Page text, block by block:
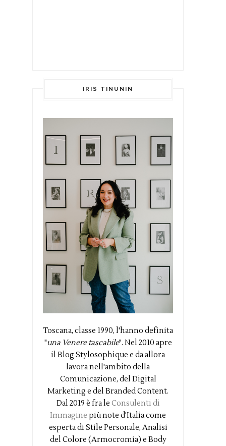
IRIS TINUNIN
Toscana, classe 1990, l'hanno definita
"una Venere tascabile". Nel 2010 apre
il Blog Stylosophique e da allora
lavora nell'ambito della
Comunicazione, del Digital
Marketing e del Branded Content.
Dal 2019 è fra le Consulenti di
Immagine più note d'Italia come
esperta di Stile Personale, Analisi
del Colore (Armocromia) e Body